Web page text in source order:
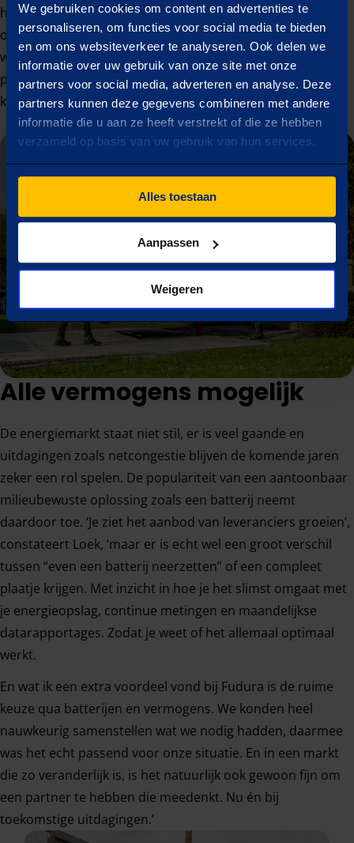
We gebruiken cookies om content en advertenties te
personaliseren, om functies voor social media te bieden
en om ons websiteverkeer te analyseren. Ook delen we
informatie over uw gebruik van onze site met onze
partners voor social media, adverteren en analyse. Deze
partners kunnen deze gegevens combineren met andere
informatie die u aan ze heeft verstrekt of die ze hebben
verzameld op basis van uw gebruik van hun services.
Alles toestaan
Aanpassen
Weigeren
hebben. Dankzij onze energieopslag weten we dat we niet
over die grens heengaan en kunnen draaien zoals we
willen. We hebben dit zomerseizoen gewoon kunnen
produceren zoals altijd, omdat alles keurig op tijd
klaarstond.’
Alle vermogens mogelijk
De energiemarkt staat niet stil, er is veel gaande en
uitdagingen zoals netcongestie blijven de komende jaren
zeker een rol spelen. De populariteit van een aantoonbaar
milieubewuste oplossing zoals een batterij neemt
daardoor toe. ‘Je ziet het aanbod van leveranciers groeien’,
constateert Loek, ‘maar er is echt wel een groot verschil
tussen “even een batterij neerzetten” of een compleet
plaatje krijgen. Met inzicht in hoe je het slimst omgaat met
je energieopslag, continue metingen en maandelijkse
datarapportages. Zodat je weet of het allemaal optimaal
werkt.
En wat ik een extra voordeel vond bij Fudura is de ruime
keuze qua batterijen en vermogens. We konden heel
nauwkeurig samenstellen wat we nodig hadden, daarmee
was het echt passend voor onze situatie. En in een markt
die zo veranderlijk is, is het natuurlijk ook gewoon fijn om
een partner te hebben die meedenkt. Nu én bij
toekomstige uitdagingen.’